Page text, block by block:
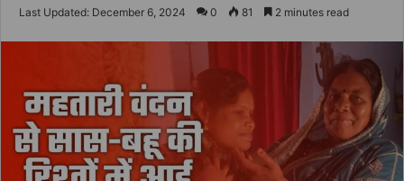
Last Updated: December 6, 2024 0 81 2 minutes read